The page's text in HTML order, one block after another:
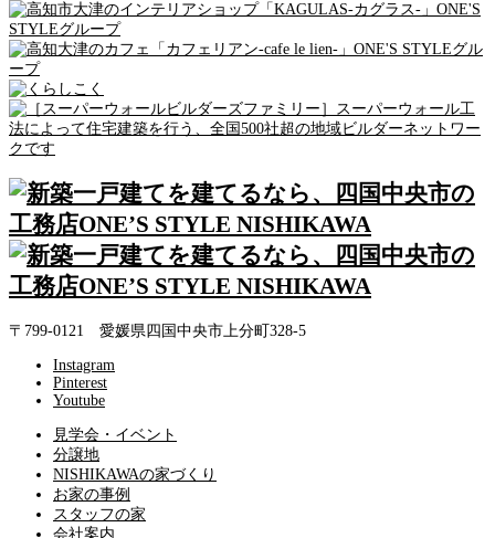
〒799-0121 愛媛県四国中央市上分町328-5
Instagram
Pinterest
Youtube
見学会・イベント
分譲地
NISHIKAWAの家づくり
お家の事例
スタッフの家
会社案内